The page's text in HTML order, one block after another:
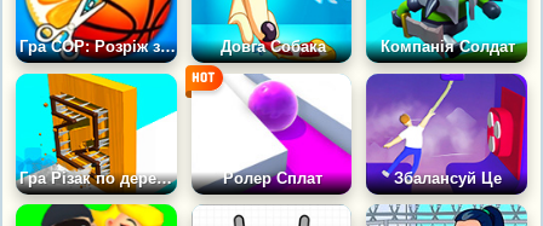
Гра COP: Розріж зайву деталь Довга Собака Компанія Солдат
Гра Різак по дереву: Пила Ролер Сплат Збалансуй Це